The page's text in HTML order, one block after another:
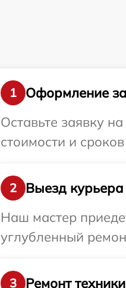
1
Оформление
Оставьте заявку
стоимости и
2
Выезд
Наш мастер
углубленный
3
Ремонт техники